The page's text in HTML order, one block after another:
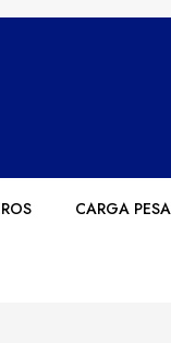
CARGA